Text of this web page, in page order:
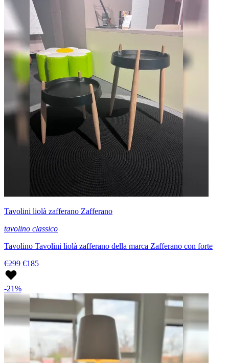
Tavolini liolà zafferano Zafferano
tavolino classico
Tavolino Tavolini liolà zafferano della marca Zafferano con forte
€299 €185
-21%